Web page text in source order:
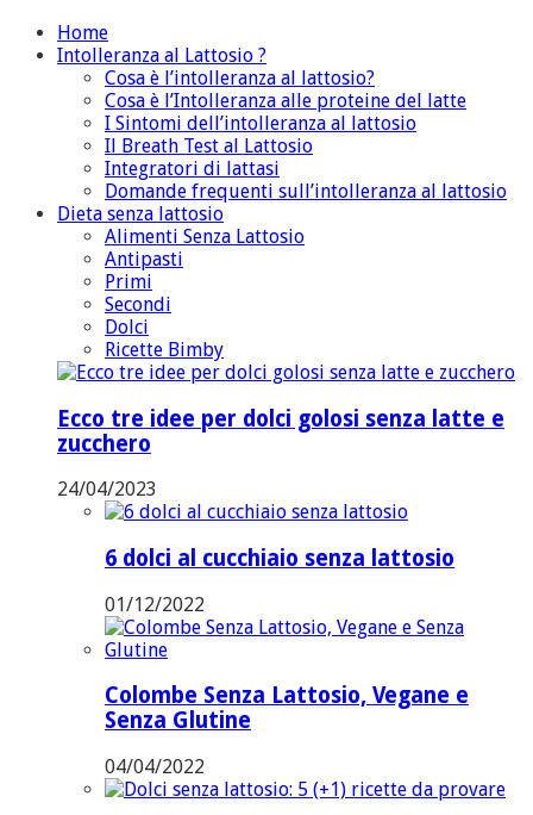
Home
Intolleranza al Lattosio ?
Cosa è l’intolleranza al lattosio?
Cosa è l’Intolleranza alle proteine del latte
I Sintomi dell’intolleranza al lattosio
Il Breath Test al Lattosio
Integratori di lattasi
Domande frequenti sull’intolleranza al lattosio
Dieta senza lattosio
Alimenti Senza Lattosio
Antipasti
Primi
Secondi
Dolci
Ricette Bimby
Ecco tre idee per dolci golosi senza latte e
zucchero
24/04/2023
6 dolci al cucchiaio senza lattosio
01/12/2022
Colombe Senza Lattosio, Vegane e
Senza Glutine
04/04/2022